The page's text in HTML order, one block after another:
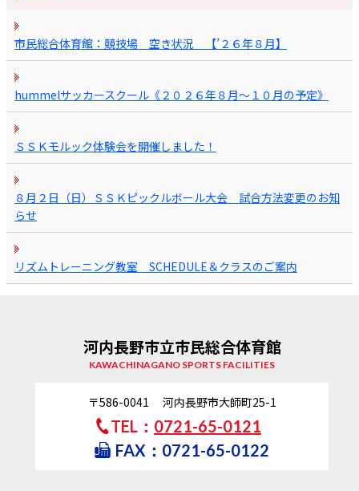
市民総合体育館：競技場 空き状況 【’２６年８月】
hummelサッカースクール《２０２６年８月～１０月の予定》
ＳＳＫモルック体験会を開催しました！
８月２日（日）ＳＳＫピックルボール大会 試合方法変更のお知
らせ
リズムトレーニング教室 SCHEDULE＆クラスのご案内
河内長野市立市民総合体育館
KAWACHINAGANO SPORTS FACILITIES
〒586-0041 河内長野市大師町25-1
TEL： 0721-65-0121
FAX：0721-65-0122